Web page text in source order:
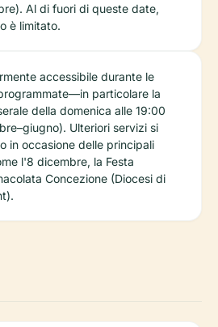
Al di fuori di queste date,
è limitato.
accessibile durante le
particolare la
della domenica alle 19:00
Ulteriori servizi si
in occasione delle principali
l'8 dicembre, la Festa
Concezione (Diocesi di